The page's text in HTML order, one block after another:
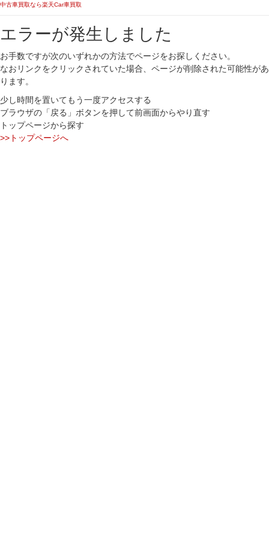
中古車買取なら楽天Car車買取
エラーが発生しました
お手数ですが次のいずれかの方法でページをお探しください。
なおリンクをクリックされていた場合、ページが削除された可能性があ
ります。
少し時間を置いてもう一度アクセスする
ブラウザの「戻る」ボタンを押して前画面からやり直す
トップページから探す
>>トップページへ